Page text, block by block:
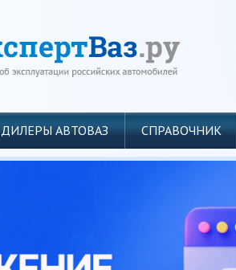
ДИЛЕРЫ АВТОВАЗ СПРАВОЧНИК